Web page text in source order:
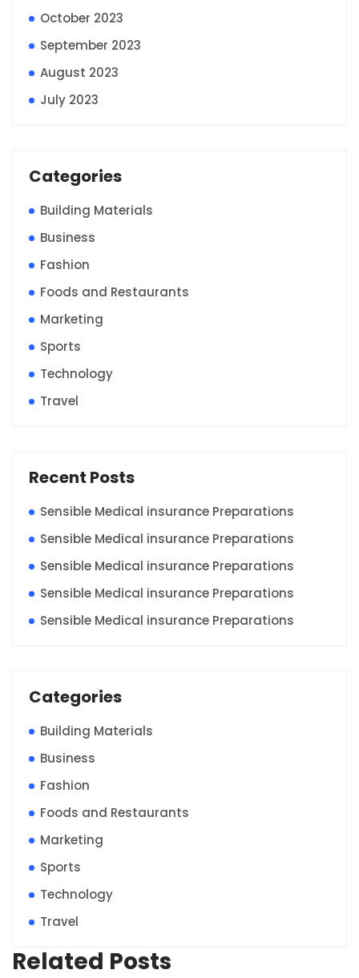
October 2023
September 2023
August 2023
July 2023
Categories
Building Materials
Business
Fashion
Foods and Restaurants
Marketing
Sports
Technology
Travel
Recent Posts
Sensible Medical insurance Preparations
Sensible Medical insurance Preparations
Sensible Medical insurance Preparations
Sensible Medical insurance Preparations
Sensible Medical insurance Preparations
Categories
Building Materials
Business
Fashion
Foods and Restaurants
Marketing
Sports
Technology
Travel
Related Posts